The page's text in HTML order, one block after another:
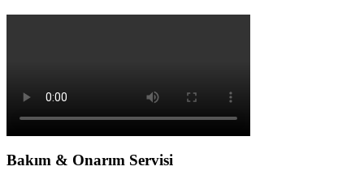
Bakım & Onarım Servisi